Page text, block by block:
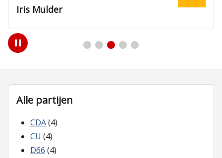
Iris Mulder
Play
/
Alle partijen
CDA(4)
CU (4)
D66 (4)